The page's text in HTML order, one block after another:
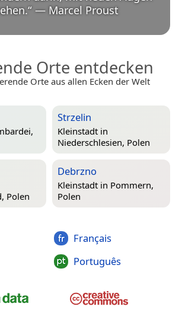
“ — Marcel Proust
Orte entdecken
Orte aus allen Ecken der Welt
Strzelin
Kleinstadt in
Niederschlesien, Polen
Polen
Debrzno
Kleinstadt in Pommern,
Polen
Français
Português